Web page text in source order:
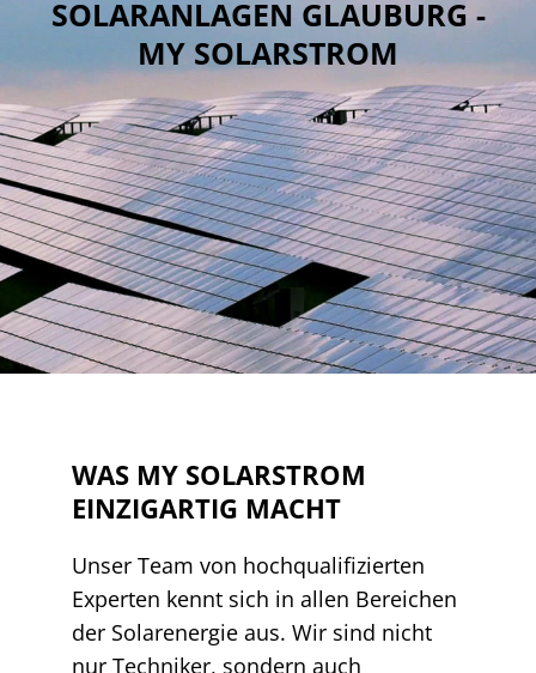
SOLARANLAGEN GLAUBURG -
MY SOLARSTROM
WAS MY SOLARSTROM
EINZIGARTIG MACHT
Unser Team von hochqualifizierten
Experten kennt sich in allen Bereichen
der Solarenergie aus. Wir sind nicht
nur Techniker, sondern auch